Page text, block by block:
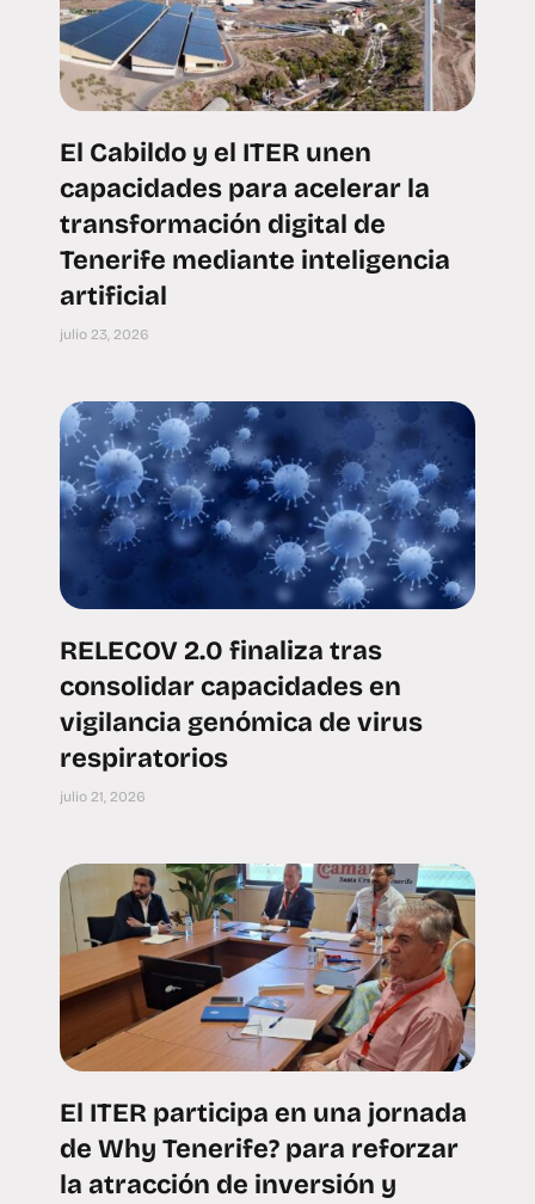
El Cabildo y el ITER unen
capacidades para acelerar la
transformación digital de
Tenerife mediante inteligencia
artificial
julio 23, 2026
RELECOV 2.0 finaliza tras
consolidar capacidades en
vigilancia genómica de virus
respiratorios
julio 21, 2026
El ITER participa en una jornada
de Why Tenerife? para reforzar
la atracción de inversión y